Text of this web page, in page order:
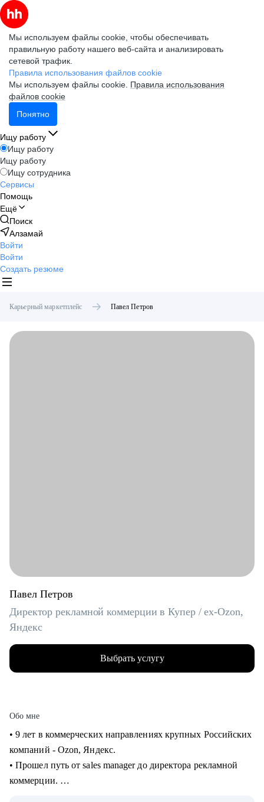
Мы используем файлы cookie, чтобы обеспечивать
правильную работу нашего веб-сайта и анализировать
сетевой трафик.
Правила использования файлов cookie
Мы используем файлы cookie. Правила использования
файлов cookie
Понятно
Ищу работу
Ищу работу
Ищу работу
Ищу сотрудника
Сервисы
Помощь
Ещё
Поиск
Алзамай
Войти
Войти
Создать резюме
Карьерный маркетплейс Павел Петров
Павел Петров
Директор рекламной коммерции в Купер / ex-Ozon,
Яндекс
Выбрать услугу
Обо мне
• 9 лет в коммерческих направлениях крупных Российских
компаний - Ozon, Яндекс.
• Прошел путь от sales manager до директора рекламной
коммерции.